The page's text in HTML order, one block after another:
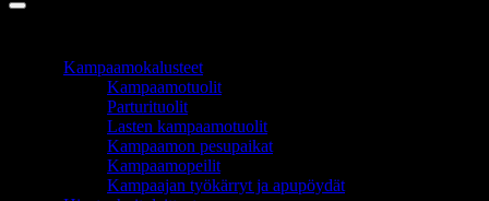
Kampaamokalusteet
Kampaamotuolit
Parturituolit
Lasten kampaamotuolit
Kampaamon pesupaikat
Kampaamopeilit
Kampaajan työkärryt ja apupöydät